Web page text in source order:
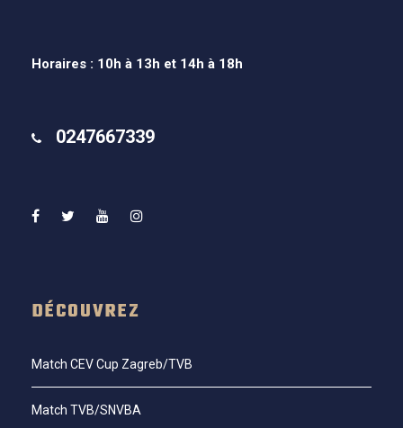
Horaires : 10h à 13h et 14h à 18h
0247667339
DÉCOUVREZ
Match CEV Cup Zagreb/TVB
Match TVB/SNVBA